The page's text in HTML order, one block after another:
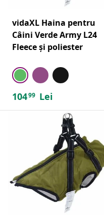
vidaXL Haina pentru
Câini Verde Army L24
Fleece și poliester
10499 Lei